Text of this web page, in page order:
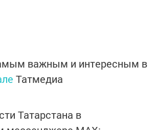
важным и интересным в
Татмедиа
Татарстана в